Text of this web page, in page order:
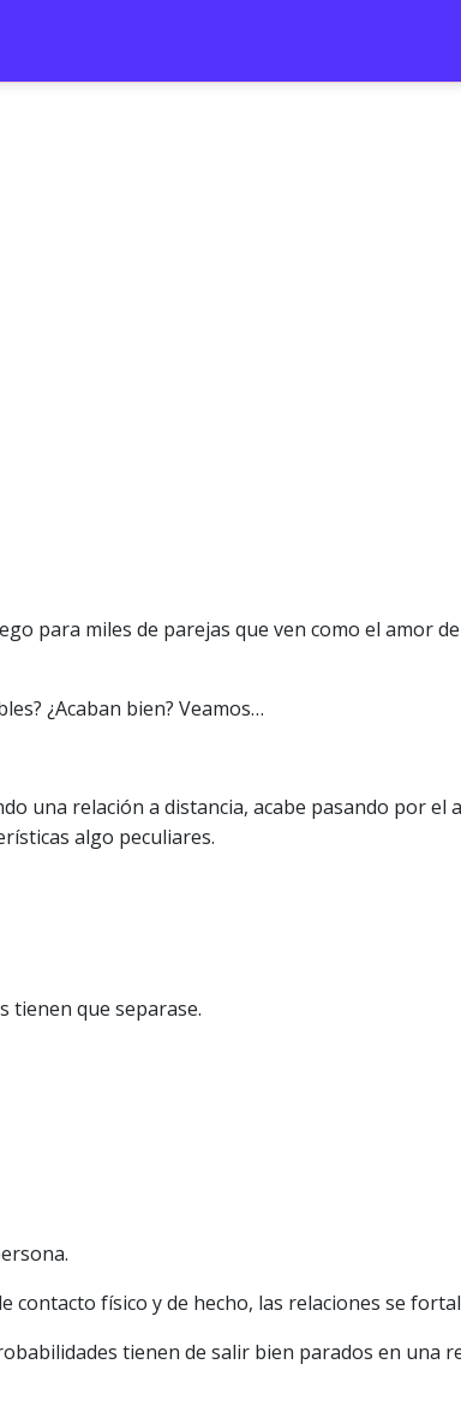
para miles de parejas que ven como el amor
¿Acaban bien? Veamos…
una relación a distancia, acabe pasando por
algo peculiares.
tienen que separase.
contacto físico y de hecho, las relaciones se
tienen de salir bien parados en una